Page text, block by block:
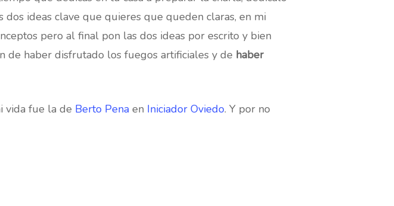
dos ideas clave que quieres que queden claras, en mi
pero al final pon las dos ideas por escrito y bien
de haber disfrutado los fuegos artificiales y de haber
vida fue la de Berto Pena en Iniciador Oviedo. Y por no